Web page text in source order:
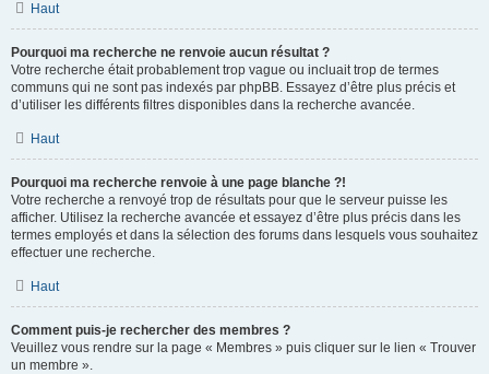
Haut
Pourquoi ma recherche ne renvoie aucun résultat ?
Votre recherche était probablement trop vague ou incluait trop de termes
communs qui ne sont pas indexés par phpBB. Essayez d’être plus précis et
d’utiliser les différents filtres disponibles dans la recherche avancée.
Haut
Pourquoi ma recherche renvoie à une page blanche ?!
Votre recherche a renvoyé trop de résultats pour que le serveur puisse les
afficher. Utilisez la recherche avancée et essayez d’être plus précis dans les
termes employés et dans la sélection des forums dans lesquels vous souhaitez
effectuer une recherche.
Haut
Comment puis-je rechercher des membres ?
Veuillez vous rendre sur la page « Membres » puis cliquer sur le lien « Trouver
un membre ».